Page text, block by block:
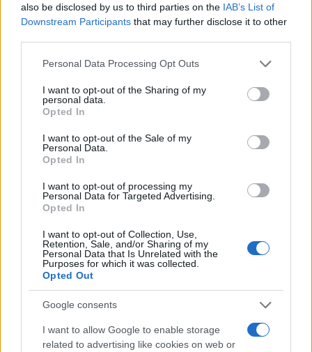
also be disclosed by us to third parties on the IAB’s List of
Downstream Participants that may further disclose it to other
Please note that this website/app uses one or more Google
not limited to your visit or usage behaviour. You may click to
grant or deny consent to Google and its third-party tags to
use your data for below specified purposes in below Google
consent section.
Personal Data Processing Opt Outs
I want to opt-out of the Sharing of my
personal data.
Opted In
I want to opt-out of the Sale of my
Personal Data.
Opted In
I want to opt-out of processing my
Personal Data for Targeted Advertising.
Opted In
I want to opt-out of Collection, Use,
Retention, Sale, and/or Sharing of my
Personal Data that Is Unrelated with the
Purposes for which it was collected.
Opted Out
Google consents
I want to allow Google to enable storage
related to advertising like cookies on web or
INVESTIMENTOS
Como criar uma carteira de investimentos diversificada e
Bruno Costa · 4 ago 2026